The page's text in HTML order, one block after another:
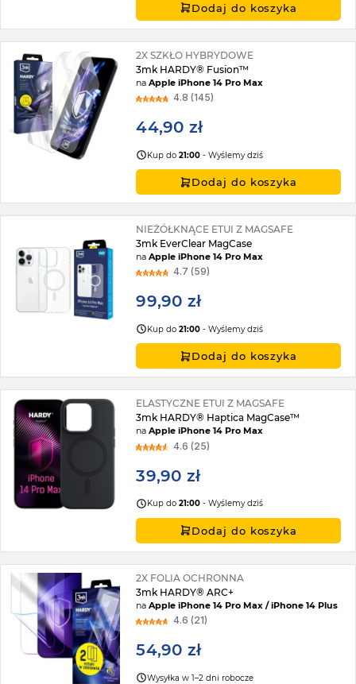
Dodaj do koszyka
2X SZKŁO HYBRYDOWE
3mk HARDY® Fusion™
naApple iPhone 14 Pro Max
4.8 (145)
44,90 zł
Kup do21:00 - Wyślemy dziś
Dodaj do koszyka
NIEŻÓŁKNĄCE ETUI Z MAGSAFE
3mk EverClear MagCase
naApple iPhone 14 Pro Max
4.7 (59)
99,90 zł
Kup do21:00 - Wyślemy dziś
Dodaj do koszyka
ELASTYCZNE ETUI Z MAGSAFE
3mk HARDY® Haptica MagCase™
naApple iPhone 14 Pro Max
4.6 (25)
39,90 zł
Kup do21:00 - Wyślemy dziś
Dodaj do koszyka
2X FOLIA OCHRONNA
3mk HARDY® ARC+
naApple iPhone 14 Pro Max / iPhone 14 Plus
4.6 (21)
54,90 zł
Wysyłka w 1–2 dni robocze